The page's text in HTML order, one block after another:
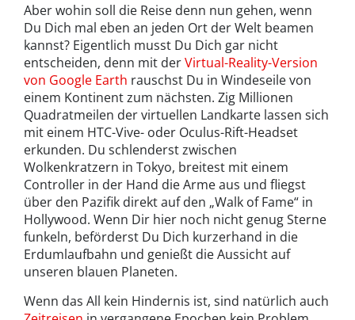
Aber wohin soll die Reise denn nun gehen, wenn
Du Dich mal eben an jeden Ort der Welt beamen
kannst? Eigentlich musst Du Dich gar nicht
entscheiden, denn mit derVirtual-Reality-Version
von Google Earth rauschst Du in Windeseile von
einem Kontinent zum nächsten. Zig Millionen
Quadratmeilen der virtuellen Landkarte lassen sich
mit einem HTC-Vive- oder Oculus-Rift-Headset
erkunden. Du schlenderst zwischen
Wolkenkratzern in Tokyo, breitest mit einem
Controller in der Hand die Arme aus und fliegst
über den Pazifik direkt auf den „Walk of Fame“ in
Hollywood. Wenn Dir hier noch nicht genug Sterne
funkeln, beförderst Du Dich kurzerhand in die
Erdumlaufbahn und genießt die Aussicht auf
unseren blauen Planeten.
Wenn das All kein Hindernis ist, sind natürlich auch